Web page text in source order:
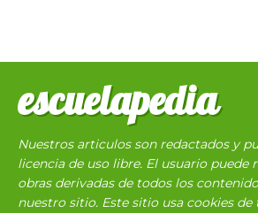
escuelapedia
Nuestros articulos son redactados y
licencia de uso libre. El usuario puede
obras derivadas de todos los
nuestro sitio. Este sitio usa cookies de